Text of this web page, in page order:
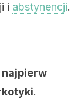
i abstynencji.
najpierw
.